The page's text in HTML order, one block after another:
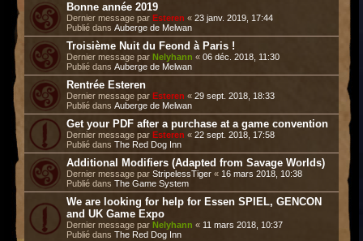
Bonne année 2019
Dernier message par Esteren « 23 janv. 2019, 17:44
Publié dans Auberge de Melwan
Troisième Nuit du Feond à Paris !
Dernier message par Nelyhann « 06 déc. 2018, 11:30
Publié dans Auberge de Melwan
Rentrée Esteren
Dernier message par Esteren « 29 sept. 2018, 18:33
Publié dans Auberge de Melwan
Get your PDF after a purchase at a game convention
Dernier message par Esteren « 22 sept. 2018, 17:58
Publié dans The Red Dog Inn
Additional Modifiers (Adapted from Savage Worlds)
Dernier message par StripelessTiger « 16 mars 2018, 10:38
Publié dans The Game System
We are looking for help for Essen SPIEL, GENCON
and UK Game Expo
Dernier message par Nelyhann « 11 mars 2018, 10:37
Publié dans The Red Dog Inn